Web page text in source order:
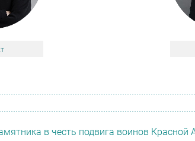
в честь подвига воинов